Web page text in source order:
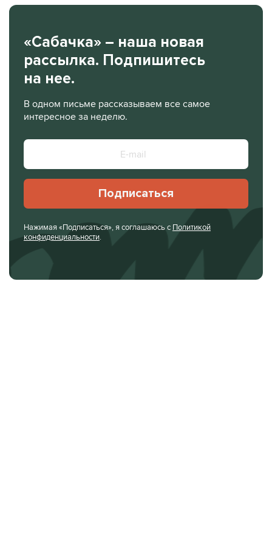
«Сабачка» – наша новая
рассылка. Подпишитесь
на нее.
В одном письме рассказываем все самое
интересное за неделю.
Подписаться
Нажимая «Подписаться», я соглашаюсь с Политикой
конфиденциальности.